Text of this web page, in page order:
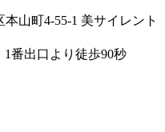
山町4-55-1 美サイレント
1番出口より徒歩90秒